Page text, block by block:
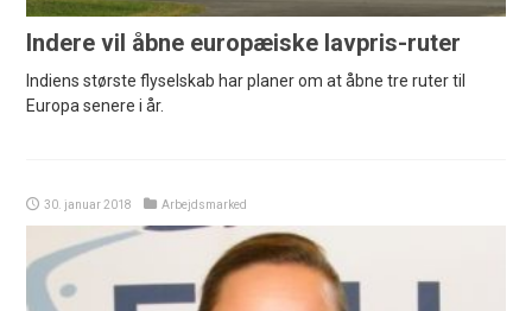
Indere vil åbne europæiske lavpris-ruter
Indiens største flyselskab har planer om at åbne tre ruter til
Europa senere i år.
30. januar 2018 Arbejdsmarked